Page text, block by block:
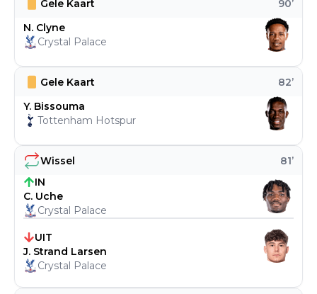
Wissel 81’
IN
C. Uche
Crystal Palace
UIT
J. Strand Larsen
Crystal Palace
Gele Kaart 82’
Y. Bissouma
Tottenham Hotspur
Gele Kaart 90’
N. Clyne
Crystal Palace